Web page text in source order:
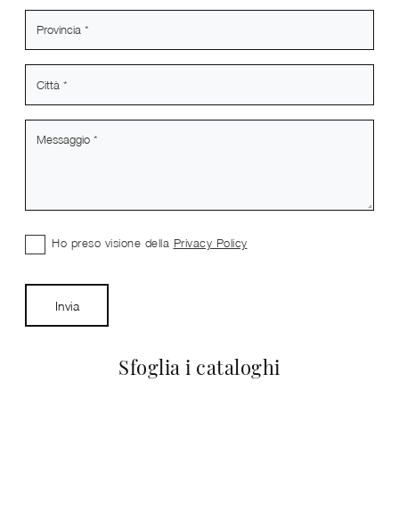
Sfoglia i cataloghi
Ho preso visione della Privacy Policy
Invia